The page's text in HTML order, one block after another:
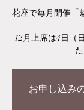
花座で毎月開催「
12月上席は4日（
お申し込み